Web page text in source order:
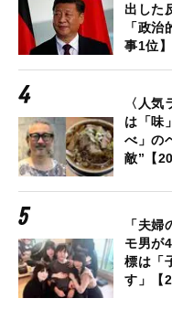
出した
「政
事1位】
〈人
は「味
べ」の
敵”【
「夫
モ男が
標は「
す」【